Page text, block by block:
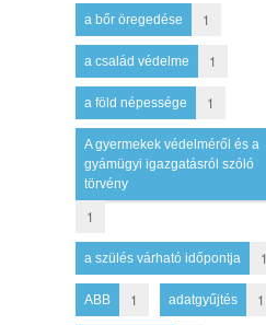
a bőr öregedése 1
a család védelme 1
a föld népessége 1
A gyermekek védelméről és a
gyámügyi igazgatásról szóló
törvény
1
a szülés várható időpontja 1
ABB 1 adatgyűjtés 1